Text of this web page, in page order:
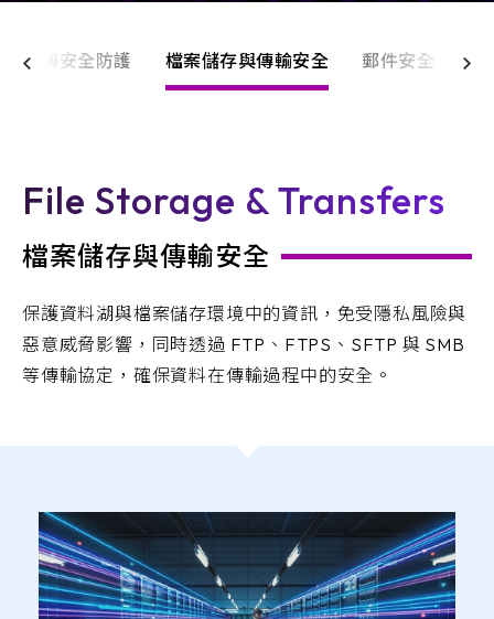
案上傳安全防護 檔案儲存與傳輸安全 郵件安全
File Storage & Transfers
檔案儲存與傳輸安全
保護資料湖與檔案儲存環境中的資訊，免受隱私風險與
惡意威脅影響，同時透過 FTP、FTPS、SFTP 與 SMB
等傳輸協定，確保資料在傳輸過程中的安全。